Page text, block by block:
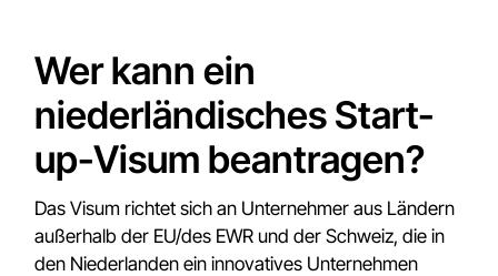
Wer kann ein
niederländisches Start-
up-Visum beantragen?
Das Visum richtet sich an Unternehmer aus Ländern
außerhalb der EU/des EWR und der Schweiz, die in
den Niederlanden ein innovatives Unternehmen